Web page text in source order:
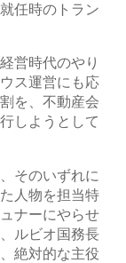
任時のトラン
営時代のやり
ス運営にも応
を、不動産会
しようとして
そのいずれに
人物を担当特
ナーにやらせ
ルビオ国務長
絶対的な主役